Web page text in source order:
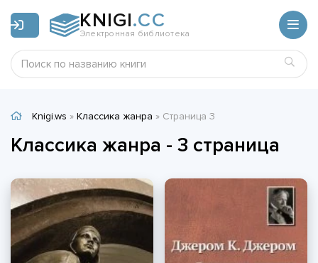
KNIGI.CC
Электронная библиотека
Knigi.ws » Классика жанра » Страница 3
Классика жанра - 3 страница